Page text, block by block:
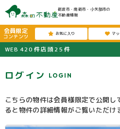
砺波市・南砺市・小矢部市の
不動産情報
会員限定
コンテンツ お気に入り マ
WEB 420 件店頭25 件
ログイン LOGIN
こちらの物件は会員様限定で公開
ると物件の詳細情報がご覧いただけ